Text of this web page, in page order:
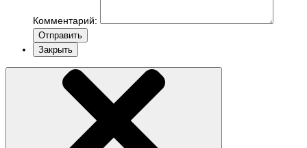
Комментарий:
Отправить
Закрыть